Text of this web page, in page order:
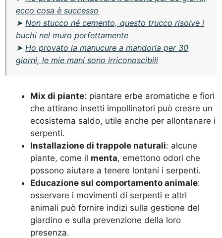
ecco cosa è successo
➤Non stucco né cemento, questo trucco risolve i
buchi nel muro perfettamente
➤Ho provato la manucure a mandorla per 30
giorni, le mie mani sono irriconoscibili
Mix di piante: piantare erbe aromatiche e fiori
che attirano insetti impollinatori può creare un
ecosistema saldo, utile anche per allontanare i
serpenti.
Installazione di trappole naturali: alcune
piante, come il menta, emettono odori che
possono aiutare a tenere lontani i serpenti.
Educazione sul comportamento animale:
osservare i movimenti di serpenti e altri
animali può fornire indizi sulla gestione del
giardino e sulla prevenzione della loro
presenza.